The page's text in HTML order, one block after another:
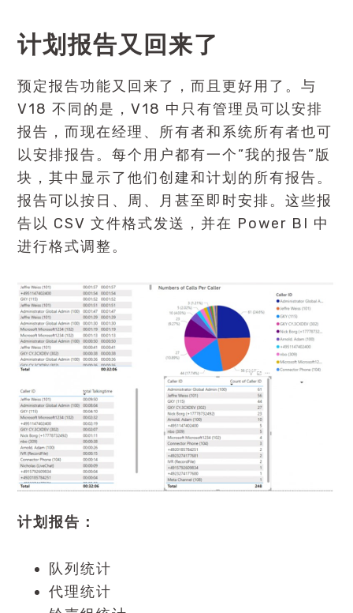
计划报告又回来了
预定报告功能又回来了，而且更好用了。与
V18 不同的是，V18 中只有管理员可以安排
报告，而现在经理、所有者和系统所有者也可
以安排报告。每个用户都有一个”我的报告”版
块，其中显示了他们创建和计划的所有报告。
报告可以按日、周、月甚至即时安排。这些报
告以 CSV 文件格式发送，并在 Power BI 中
进行格式调整。
计划报告：
队列统计
代理统计